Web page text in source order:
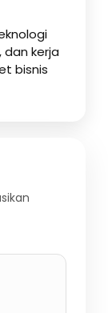
dan kerja
bisnis